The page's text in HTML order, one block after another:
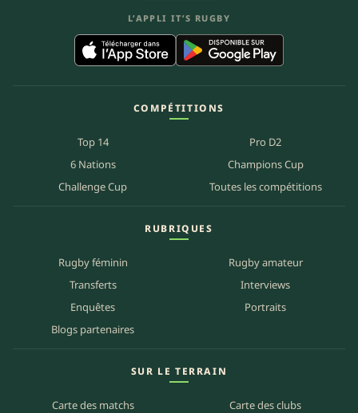
L’APPLI IT’S RUGBY
COMPÉTITIONS
Top 14
Pro D2
6 Nations
Champions Cup
Challenge Cup
Toutes les compétitions
RUBRIQUES
Rugby féminin
Rugby amateur
Transferts
Interviews
Enquêtes
Portraits
Blogs partenaires
SUR LE TERRAIN
Carte des matchs
Carte des clubs